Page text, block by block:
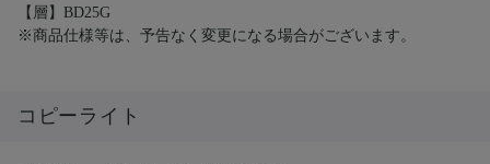
【層】BD25G
※商品仕様等は、予告なく変更になる場合がございます。
コピーライト